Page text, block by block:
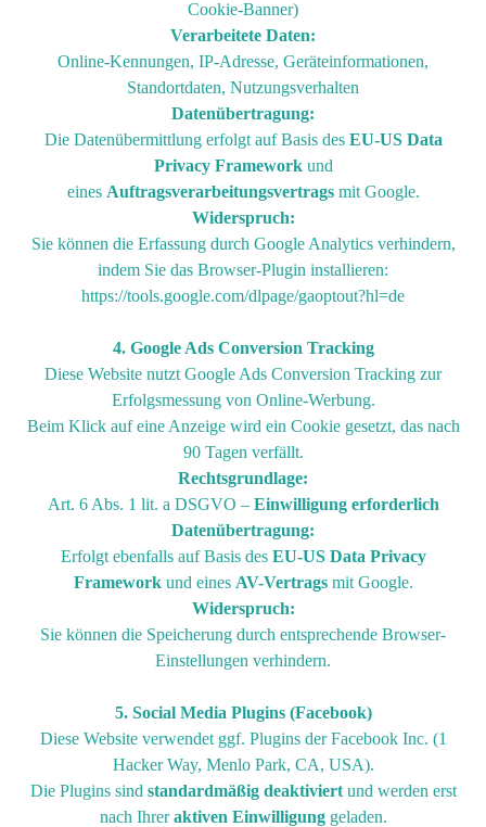
Cookie-Banner)
Verarbeitete Daten:
Online-Kennungen, IP-Adresse, Geräteinformationen,
Standortdaten, Nutzungsverhalten
Datenübertragung:
Die Datenübermittlung erfolgt auf Basis des EU-US Data
Privacy Frameworkund
eines Auftragsverarbeitungsvertragsmit Google.
Widerspruch:
Sie können die Erfassung durch Google Analytics verhindern,
indem Sie das Browser-Plugin installieren:
https://tools.google.com/dlpage/gaoptout?hl=de
4. Google Ads Conversion Tracking
Diese Website nutzt Google Ads Conversion Tracking zur
Erfolgsmessung von Online-Werbung.
Beim Klick auf eine Anzeige wird ein Cookie gesetzt, das nach
90 Tagen verfällt.
Rechtsgrundlage:
Art. 6 Abs. 1 lit. a DSGVO – Einwilligung erforderlich
Datenübertragung:
Erfolgt ebenfalls auf Basis des EU-US Data Privacy
Frameworkund eines AV-Vertragsmit Google.
Widerspruch:
Sie können die Speicherung durch entsprechende Browser-
Einstellungen verhindern.
5. Social Media Plugins (Facebook)
Diese Website verwendet ggf. Plugins der Facebook Inc. (1
Hacker Way, Menlo Park, CA, USA).
Die Plugins sind standardmäßig deaktiviertund werden erst
nach Ihreraktiven Einwilligunggeladen.